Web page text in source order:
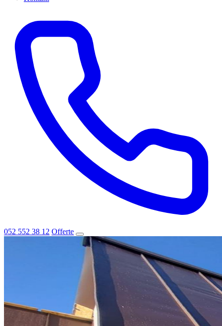
052 552 38 12 Offerte